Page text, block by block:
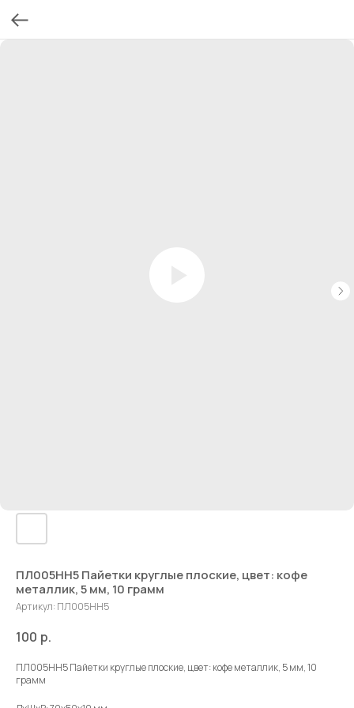
ПЛ005НН5 Пайетки круглые плоские, цвет: кофе
металлик, 5 мм, 10 грамм
Артикул: ПЛ005НН5
100 р.
ПЛ005НН5 Пайетки круглые плоские, цвет: кофе металлик, 5 мм, 10
грамм